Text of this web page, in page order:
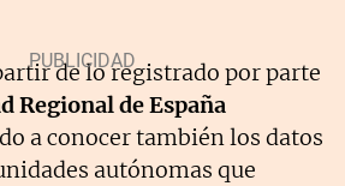
de lo registrado por parte
Regional de España
a conocer también los datos
autónomas que